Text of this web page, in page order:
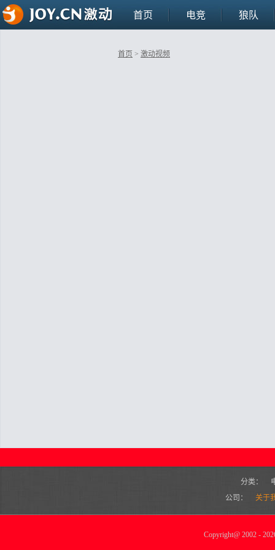
首页 电竞 狼队
首页 > 激动视频
分类：
公司：
关于
Copyright@2002 -